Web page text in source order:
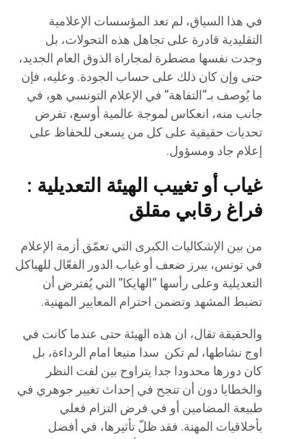
في هذا السياق، لم تعد المؤسسات الإعلامية
التقليدية قادرة على تجاهل هذه التحولات، بل
وجدت نفسها مضطرة لمجاراة الذوق العام الجديد،
حتى وإن كان ذلك على حساب الجودة. وعليه، فإن
ما يُوصف بـ“التفاهة” في الإعلام التونسي هو، في
جانب منه، انعكاس لموجة عالمية أوسع، تفرض
تحديات حقيقية على كل من يسعى للحفاظ على
إعلام جاد ومسؤول.
غياب أو تغييب الهيئة التعديلية :
فراغ رقابي مقلق
من بين الإشكاليات الكبرى التي تعمّق أزمة الإعلام
في تونس، يبرز ضعف أو غياب الدور الفعّال للهياكل
التعديلية وعلى رأسها “الهايكا” التي يُفترض أن
تضبط المشهد وتضمن احترام المعايير المهنية.
والحقيقة تقال، ان هذه الهيئة حتى عندما كانت في
اوج نشاطها، لم تكن سدا منيعا امام الرداءة، بل
كان دورها محدودا جدا يتراوح بين لفت النظر
والخطايا دون أن تنجح في إحداث تغيير جوهري في
طبيعة المضامين أو في فرض التزام فعلي
بأخلاقيات المهنة. فقد ظلّ تأثيرها، في أفضل